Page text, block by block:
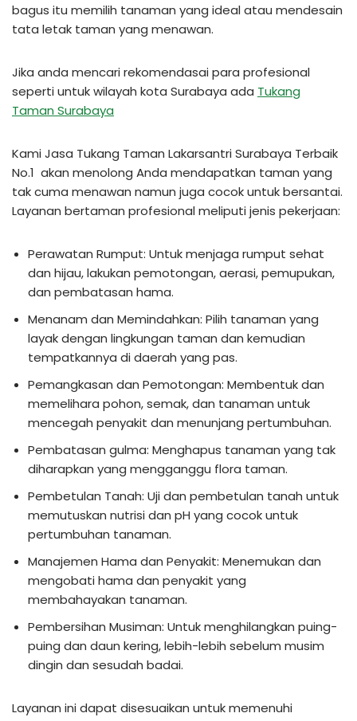
bagus itu memilih tanaman yang ideal atau mendesain
tata letak taman yang menawan.
Jika anda mencari rekomendasai para profesional
seperti untuk wilayah kota Surabaya ada Tukang
Taman Surabaya
Kami Jasa Tukang Taman Lakarsantri Surabaya Terbaik
No.1 akan menolong Anda mendapatkan taman yang
tak cuma menawan namun juga cocok untuk bersantai.
Layanan bertaman profesional meliputi jenis pekerjaan:
Perawatan Rumput: Untuk menjaga rumput sehat
dan hijau, lakukan pemotongan, aerasi, pemupukan,
dan pembatasan hama.
Menanam dan Memindahkan: Pilih tanaman yang
layak dengan lingkungan taman dan kemudian
tempatkannya di daerah yang pas.
Pemangkasan dan Pemotongan: Membentuk dan
memelihara pohon, semak, dan tanaman untuk
mencegah penyakit dan menunjang pertumbuhan.
Pembatasan gulma: Menghapus tanaman yang tak
diharapkan yang mengganggu flora taman.
Pembetulan Tanah: Uji dan pembetulan tanah untuk
memutuskan nutrisi dan pH yang cocok untuk
pertumbuhan tanaman.
Manajemen Hama dan Penyakit: Menemukan dan
mengobati hama dan penyakit yang
membahayakan tanaman.
Pembersihan Musiman: Untuk menghilangkan puing-
puing dan daun kering, lebih-lebih sebelum musim
dingin dan sesudah badai.
Layanan ini dapat disesuaikan untuk memenuhi